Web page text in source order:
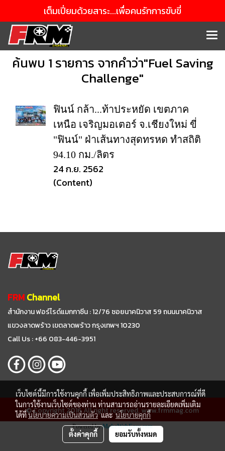
เต็มเปี่ยมด้วยสาระ...เพื่อคนรักการขับขี่
ค้นพบ 1 รายการ จากคำว่า"Fuel Saving
Challenge"
ฟินน์ กล้า...ท้าประหยัด เขตภาค
เหนือ เจริญมอเตอร์ จ.เชียงใหม่ ขี่
"ฟินน์" ฝ่าเส้นทางสุดทรหด ทำสถิติ
94.10 กม./ลิตร
24 ก.ย. 2562
(Content)
FRMChannel
สำนักงาน ฟอร์ไรด์แมกกาซีน : 12/76 ซอยนาคนิวาส 59ถนนนาคนิวาส
แขวงลาดพร้าว เขตลาดพร้าว กรุงเทพฯ 10230
Call Us : +66 083-446-3951
© Copyright 2016 All right reserved. www.frmmag.com
Powered byMakeWebEasy.com
เว็บไซต์นี้มีการใช้งานคุกกี้ เพื่อเพิ่มประสิทธิภาพและประสบการณ์ที่ดี
ในการใช้งานเว็บไซต์ของท่าน ท่านสามารถอ่านรายละเอียดเพิ่มเติม
ได้ที่นโยบายความเป็นส่วนตัวและนโยบายคุกกี้
ตั้งค่าคุกกี้ ยอมรับทั้งหมด